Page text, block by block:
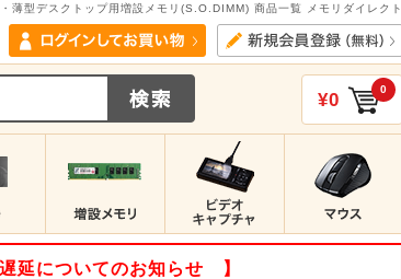
薄型デスクトップ用増設メモリ(S.O.DIMM) 商品一覧 メモリダイレクト
¥0 0
延についてのお知らせ 】